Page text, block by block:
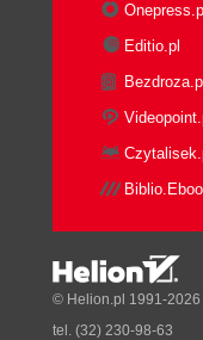
Onepress.pl
Editio.pl
Bezdroza.pl
© Helion.pl 1991-2026
tel. (32) 230-98-63